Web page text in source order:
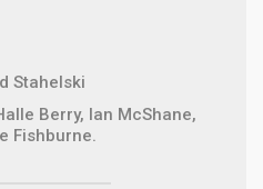
Stahelski
Berry, Ian McShane,
Fishburne.